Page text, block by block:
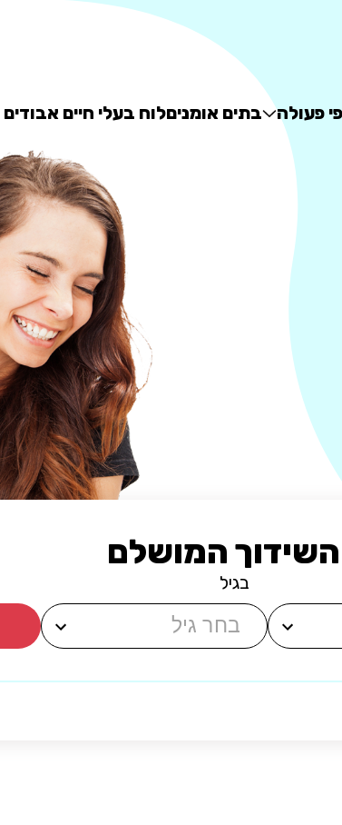
פעולה בתים אומניםלוח בעלי חיים אבודים
המושלם
בגיל